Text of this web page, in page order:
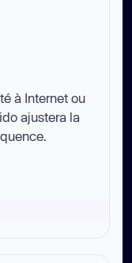
à Internet ou
ajustera la